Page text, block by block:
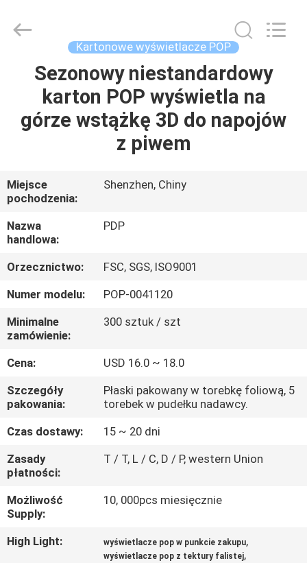
DOM
PRODUKTY
VR
O
NAS
WYCIECZKA
PO
FABRYCE
KONTROLA
JAKOŚCI
SKONTAKTUJ
SIĘ
Z
NAMI
Company
Kartonowe wyświetlacze POP
Sezonowy niestandardowy
karton POP wyświetla na
górze wstążkę 3D do napojów
z piwem
Miejsce
pochodzenia:
Shenzhen, Chiny
Nazwa
handlowa:
PDP
Orzecznictwo:
FSC, SGS, ISO9001
Numer modelu:
POP-0041120
Minimalne
zamówienie:
300 sztuk / szt
Cena:
USD 16.0 ~ 18.0
Szczegóły
pakowania:
Płaski pakowany w torebkę foliową, 5
torebek w pudełku nadawcy.
Czas dostawy:
15 ~ 20 dni
Zasady
płatności:
T / T, L / C, D / P, western Union
Możliwość
Supply:
10, 000pcs miesięcznie
High Light: wyświetlacze pop w punkcie zakupu,
wyświetlacze pop z tektury falistej,